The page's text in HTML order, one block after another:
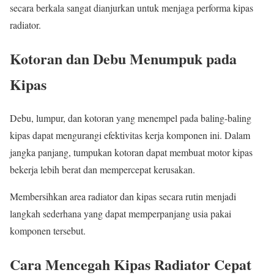
secara berkala sangat dianjurkan untuk menjaga performa kipas
radiator.
Kotoran dan Debu Menumpuk pada
Kipas
Debu, lumpur, dan kotoran yang menempel pada baling-baling
kipas dapat mengurangi efektivitas kerja komponen ini. Dalam
jangka panjang, tumpukan kotoran dapat membuat motor kipas
bekerja lebih berat dan mempercepat kerusakan.
Membersihkan area radiator dan kipas secara rutin menjadi
langkah sederhana yang dapat memperpanjang usia pakai
komponen tersebut.
Cara Mencegah Kipas Radiator Cepat